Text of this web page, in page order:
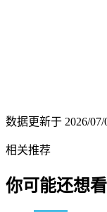
数据更新于 2026/07/
相关推荐
你可能还想看